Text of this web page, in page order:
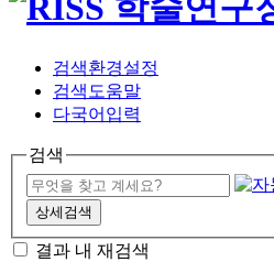
검색환경설정
검색도움말
다국어입력
검색
상세검색
결과 내 재검색